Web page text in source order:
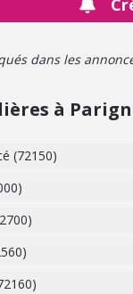
dans les
à
(72150)